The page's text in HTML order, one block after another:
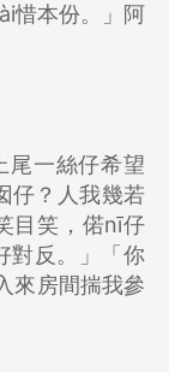
惜本份。」阿
尾一絲仔希望
仔？人我幾若
目笑，偌nī仔
對反。」「你
來房間揣我參